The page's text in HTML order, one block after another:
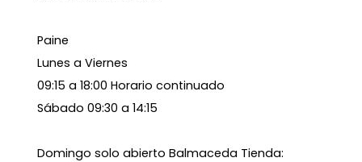
Paine
Lunes a Viernes
09:15 a 18:00 Horario continuado
Sábado 09:30 a 14:15
Domingo solo abierto Balmaceda Tienda: